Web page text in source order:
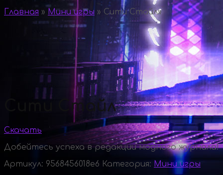
Главная » Мини игры » Сити Стайл»
Сити Стайл
Скачать
Добейтесь успеха в редакции модного журнала!
Артикул: 9568456018e6 Категория: Мини игры